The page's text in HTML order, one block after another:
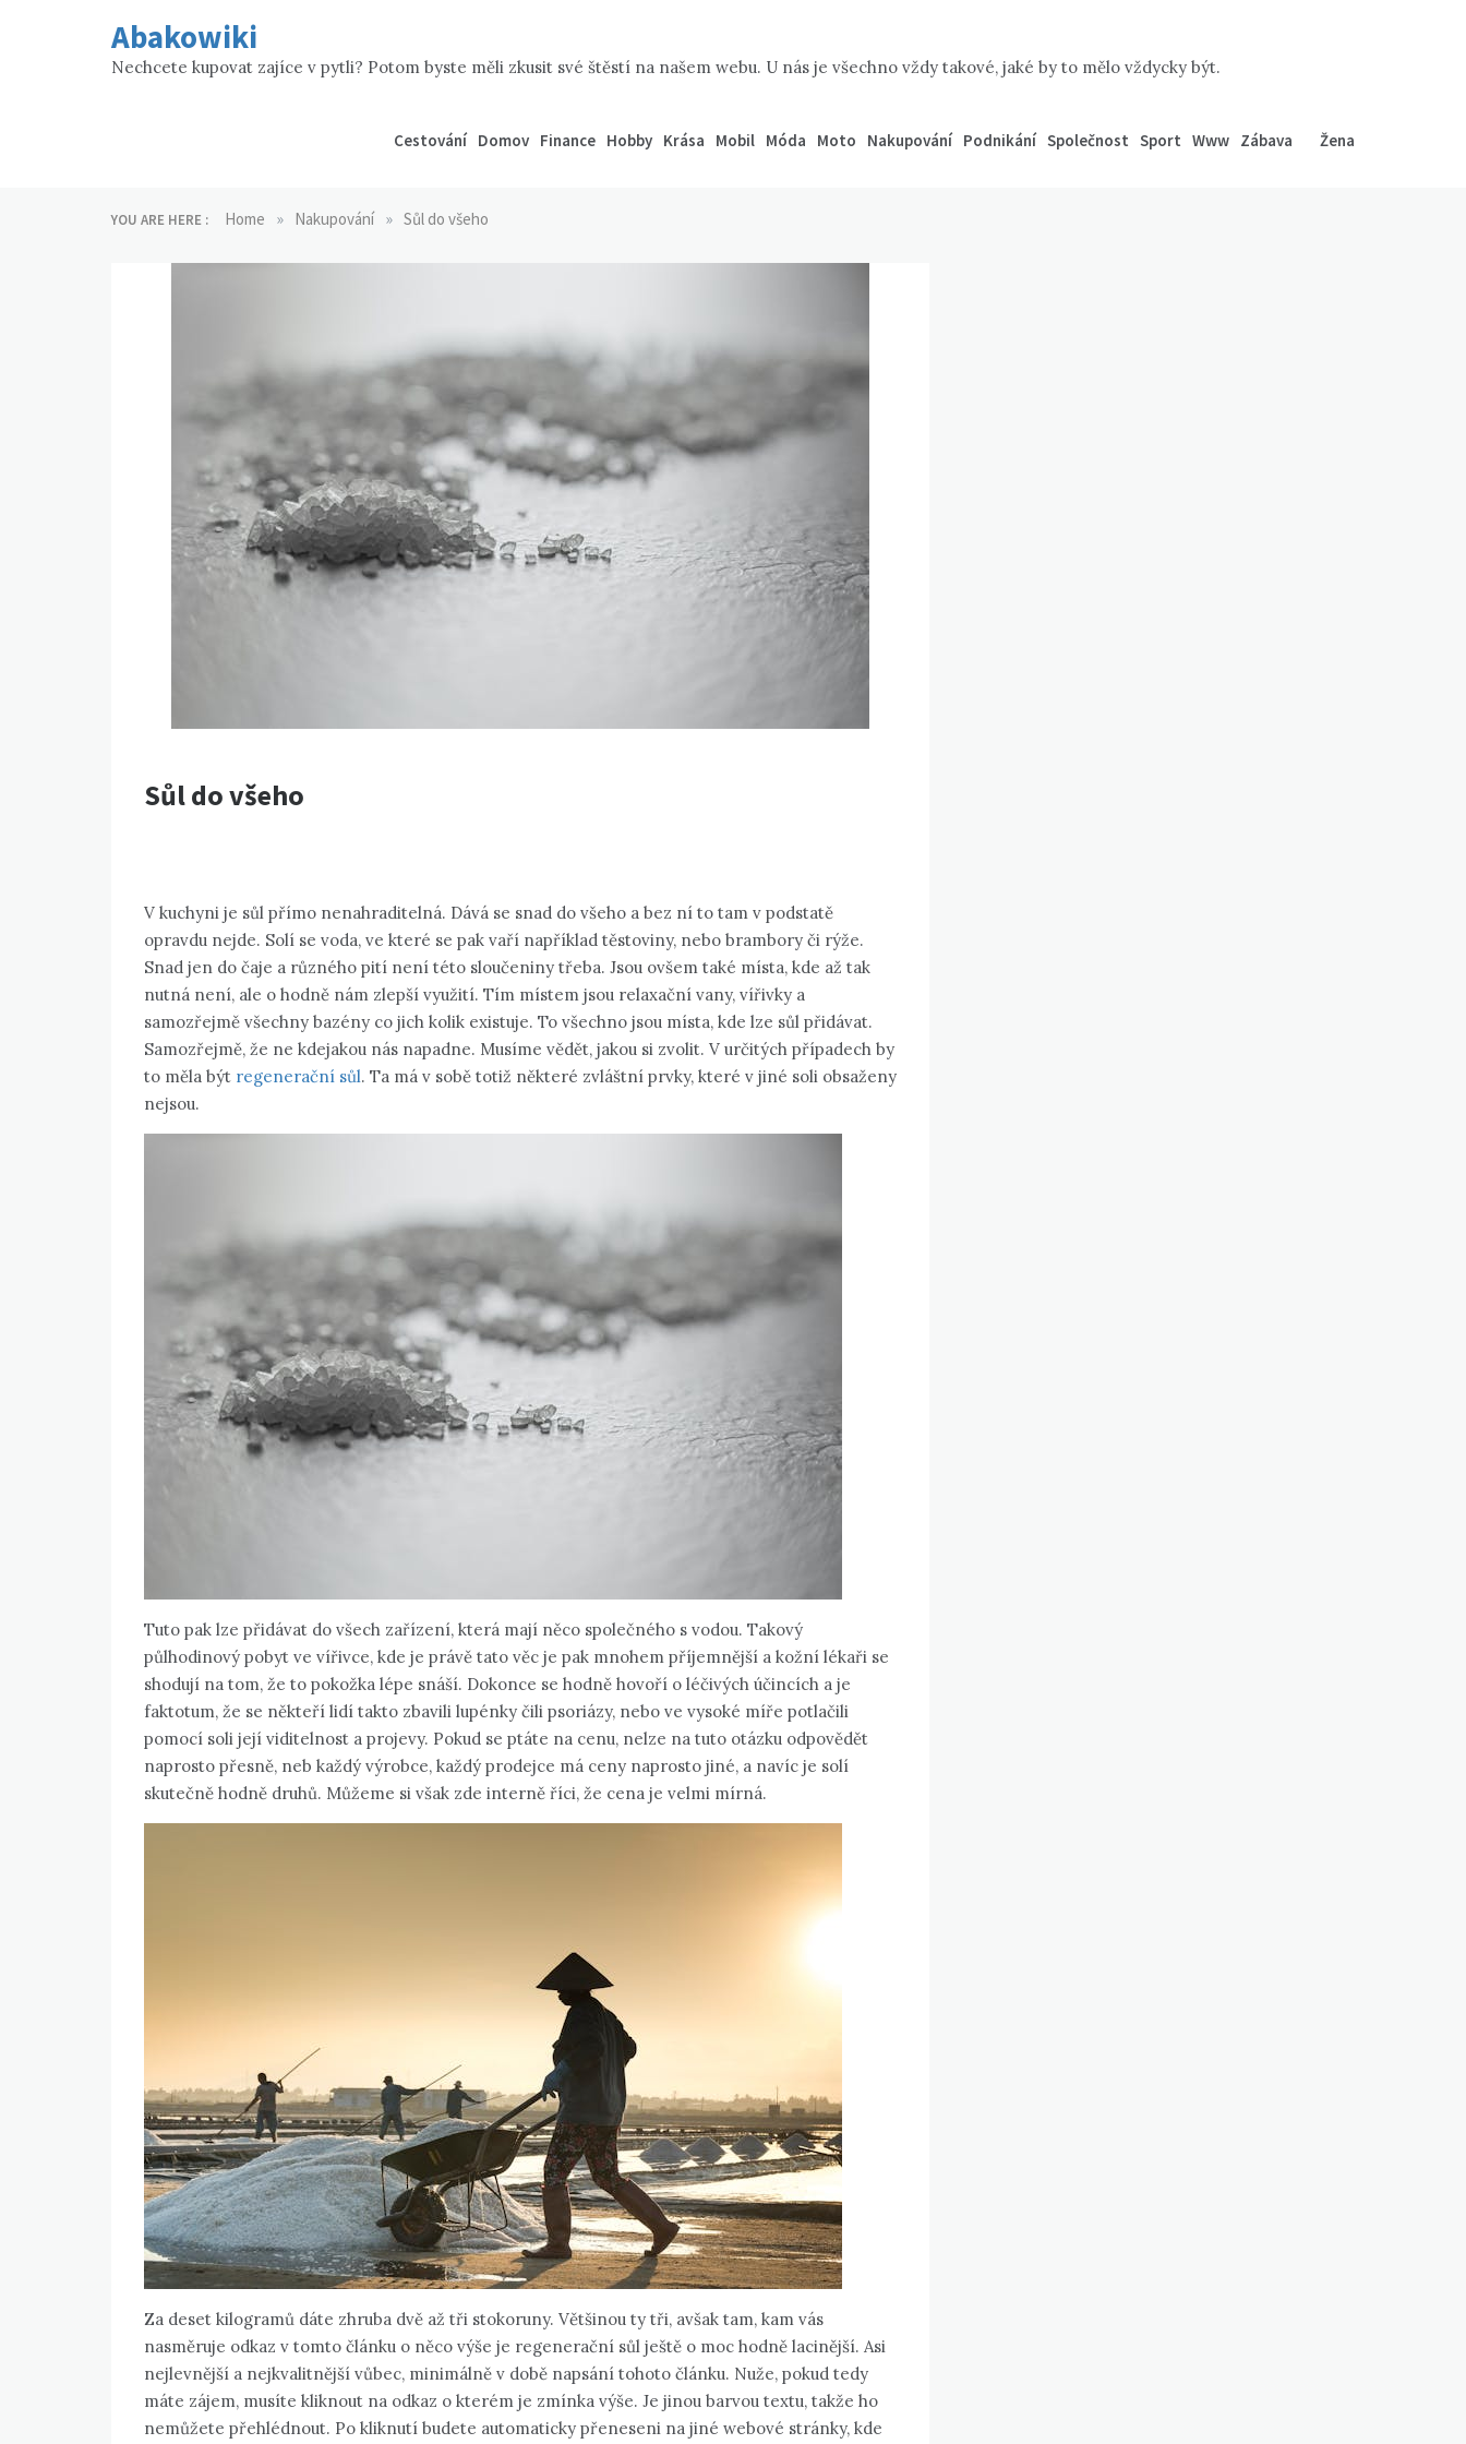
Abakowiki
Nechcete kupovat zajíce v pytli? Potom byste měli zkusit své štěstí na našem webu. U nás je všechno vždy takové, jaké by to mělo vždycky být.
Cestování Domov Finance Hobby Krása Mobil Móda Moto Nakupování Podnikání Společnost Sport Www Zábava Žena
YOU ARE HERE : Home » Nakupování » Sůl do všeho
Sůl do všeho
V kuchyni je sůl přímo nenahraditelná. Dává se snad do všeho a bez ní to tam v podstatě
opravdu nejde. Solí se voda, ve které se pak vaří například těstoviny, nebo brambory či rýže.
Snad jen do čaje a různého pití není této sloučeniny třeba. Jsou ovšem také místa, kde až tak
nutná není, ale o hodně nám zlepší využití. Tím místem jsou relaxační vany, vířivky a
samozřejmě všechny bazény co jich kolik existuje. To všechno jsou místa, kde lze sůl přidávat.
Samozřejmě, že ne kdejakou nás napadne. Musíme vědět, jakou si zvolit. V určitých případech by
to měla být regenerační sůl. Ta má v sobě totiž některé zvláštní prvky, které v jiné soli obsaženy
nejsou.
Tuto pak lze přidávat do všech zařízení, která mají něco společného s vodou. Takový
půlhodinový pobyt ve vířivce, kde je právě tato věc je pak mnohem příjemnější a kožní lékaři se
shodují na tom, že to pokožka lépe snáší. Dokonce se hodně hovoří o léčivých účincích a je
faktotum, že se někteří lidí takto zbavili lupénky čili psoriázy, nebo ve vysoké míře potlačili
pomocí soli její viditelnost a projevy. Pokud se ptáte na cenu, nelze na tuto otázku odpovědět
naprosto přesně, neb každý výrobce, každý prodejce má ceny naprosto jiné, a navíc je solí
skutečně hodně druhů. Můžeme si však zde interně říci, že cena je velmi mírná.
Za deset kilogramů dáte zhruba dvě až tři stokoruny. Většinou ty tři, avšak tam, kam vás
nasměruje odkaz v tomto článku o něco výše je regenerační sůl ještě o moc hodně lacinější. Asi
nejlevnější a nejkvalitnější vůbec, minimálně v době napsání tohoto článku. Nuže, pokud tedy
máte zájem, musíte kliknout na odkaz o kterém je zmínka výše. Je jinou barvou textu, takže ho
nemůžete přehlédnout. Po kliknutí budete automaticky přeneseni na jiné webové stránky, kde